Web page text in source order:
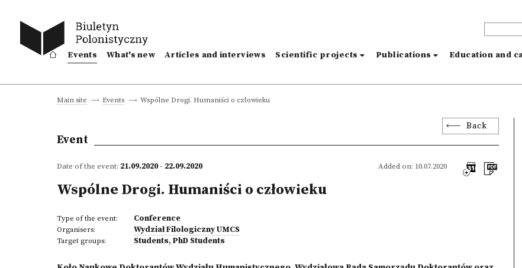
Events What's new Articles and interviews Scientific projects Publications Education and
Main site Events Wspólne Drogi. Humaniści o człowieku
Back
Event
Date of the event: 21.09.2020 - 22.09.2020 Added on: 10.07.2020
Wspólne Drogi. Humaniści o człowieku
Type of the event: Conference
Organisers: Wydział Filologiczny UMCS
Target groups: Students, PhD Students